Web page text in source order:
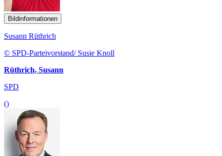
Bildinformationen
Susann Rüthrich
© SPD-Parteivorstand/ Susie Knoll
Rüthrich, Susann
SPD
()